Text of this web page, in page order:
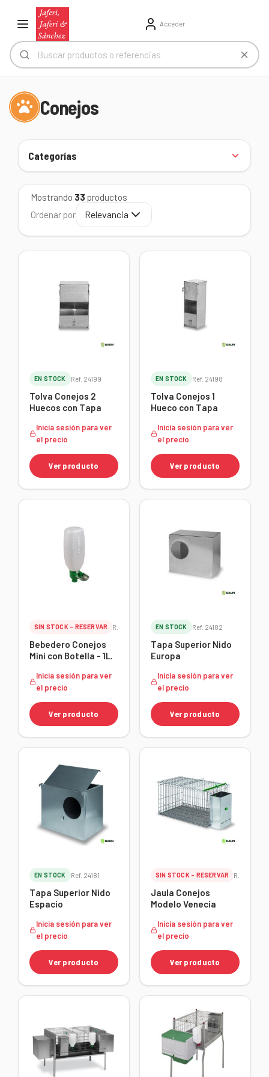
Acceder
Conejos
Categorías
Mostrando 33 productos
Ordenar por
Relevancia
EN STOCK Ref. 24199
Tolva Conejos 2
Huecos con Tapa
Inicia sesión para ver
el precio
Ver producto
EN STOCK Ref. 24198
Tolva Conejos 1
Hueco con Tapa
Inicia sesión para ver
el precio
Ver producto
SIN STOCK - RESERVAR
Bebedero Conejos
Mini con Botella - 1L.
Inicia sesión para ver
el precio
Ver producto
EN STOCK Ref. 24182
Tapa Superior Nido
Europa
Inicia sesión para ver
el precio
Ver producto
EN STOCK Ref. 24181
Tapa Superior Nido
Espacio
Inicia sesión para ver
el precio
Ver producto
SIN STOCK - RESERVAR
Jaula Conejos
Modelo Venecia
Inicia sesión para ver
el precio
Ver producto